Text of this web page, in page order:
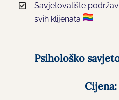
Savjetovalište
svih klijenata
Psihološko